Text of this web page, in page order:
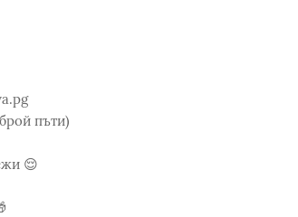
пъти)
😌